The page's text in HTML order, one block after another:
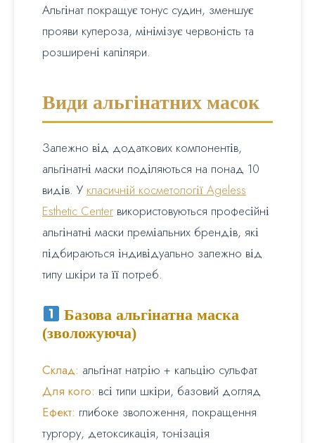
Альгінат покращує тонус судин, зменшує
прояви купероза, мінімізує червоність та
розширені капіляри.
Види альгінатних масок
Залежно від додаткових компонентів,
альгінатні маски поділяються на понад 10
видів. У класичній косметології Ageless
Esthetic Center використовуються професійні
альгінатні маски преміальних брендів, які
підбираються індивідуально залежно від
типу шкіри та її потреб.
Базова альгінатна маска
(зволожуюча)
Склад: альгінат натрію + кальцію сульфат
Для кого: всі типи шкіри, базовий догляд
Ефект: глибоке зволоження, покращення
тургору, детоксикація, тонізація